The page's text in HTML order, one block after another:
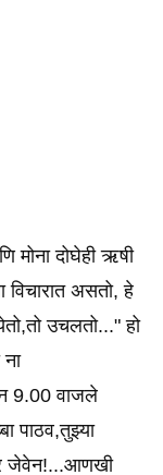
मोना दोघेही ऋषी
असतो, हे
उचलतो..." हो
9.00 वाजले
पाठव,तुझ्या
जेवेन!...आणखी